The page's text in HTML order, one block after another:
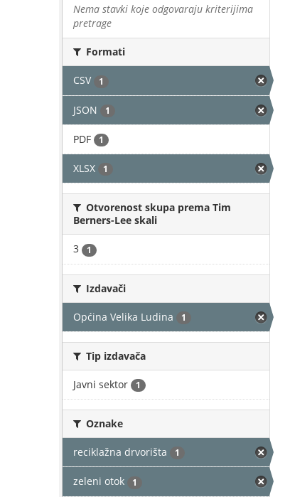
Nema stavki koje odgovaraju kriterijima
pretrage
Formati
CSV 1
JSON 1
PDF 1
XLSX 1
Otvorenost skupa prema Tim
Berners-Lee skali
3 1
Izdavači
Općina Velika Ludina 1
Tip izdavača
Javni sektor 1
Oznake
reciklažna drvorišta 1
zeleni otok 1